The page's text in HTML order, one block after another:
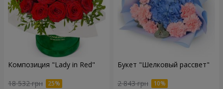
Композиция "Lady in Red"
18 532 грн
Букет "Шелковый рассвет"
2 843 грн